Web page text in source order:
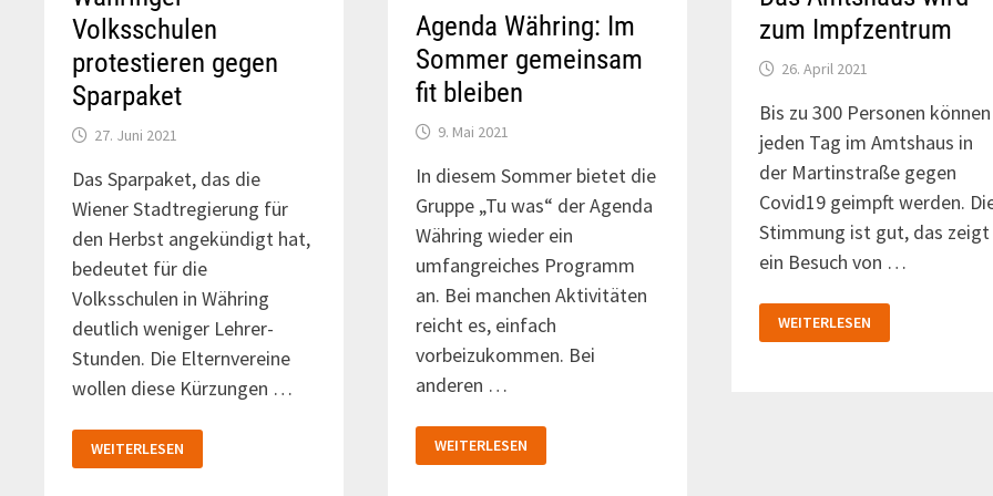
Volksschulen
protestieren gegen
Sparpaket
27. Juni 2021
Das Sparpaket, das die
Wiener Stadtregierung für
den Herbst angekündigt hat,
bedeutet für die
Volksschulen in Währing
deutlich weniger Lehrer-
Stunden. Die Elternvereine
wollen diese Kürzungen …
VOLKSSCHULEN
PROTESTIEREN
WEITERLESEN
Agenda Währing: Im
Sommer gemeinsam
fit bleiben
9. Mai 2021
In diesem Sommer bietet die
Gruppe „Tu was“ der Agenda
Währing wieder ein
umfangreiches Programm
an. Bei manchen Aktivitäten
reicht es, einfach
vorbeizukommen. Bei
anderen …
WÄHRING:
IM
WEITERLESEN
zum Impfzentrum
26. April 2021
Bis zu 300 Personen können
jeden Tag im Amtshaus in
der Martinstraße gegen
Covid19 geimpft werden.
Stimmung ist gut, das zeigt
ein Besuch von …
AMTSHAUS
WIRD
WEITERLESEN